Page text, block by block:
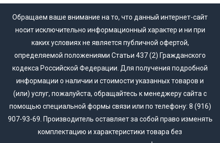
Обращаем ваше внимание на то, что данный интернет-сайт
носит исключительно информационный характер и ни при
каких условиях не является публичной офертой,
определяемой положениями Статьи 437 (2) Гражданского
кодекса Российской Федерации. Для получения подробной
информации о наличии и стоимости указанных товаров и
(или) услуг, пожалуйста, обращайтесь к менеджеру сайта с
помощью специальной формы связи или по телефону: 8 (916)
907-93-69. Производитель оставляет за собой право изменять
комплектацию и характеристики товара без